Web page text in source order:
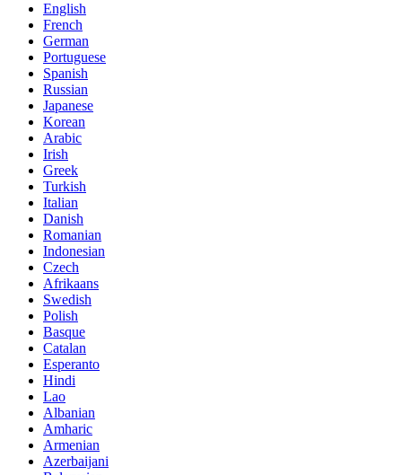
English
French
German
Portuguese
Spanish
Russian
Japanese
Korean
Arabic
Irish
Greek
Turkish
Italian
Danish
Romanian
Indonesian
Czech
Afrikaans
Swedish
Polish
Basque
Catalan
Esperanto
Hindi
Lao
Albanian
Amharic
Armenian
Azerbaijani